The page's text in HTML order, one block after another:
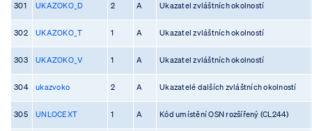
301 UKAZOKO_D 2 A Ukazatel zvláštních okolností
302 UKAZOKO_T 1 A Ukazatel zvláštních okolností
303 UKAZOKO_V 1 A Ukazatel zvláštních okolností
304 ukazvoko 2 A Ukazatelé dalších zvláštních okolností
305 UNLOCEXT 1 A Kód umístění OSN rozšířený (CL244)